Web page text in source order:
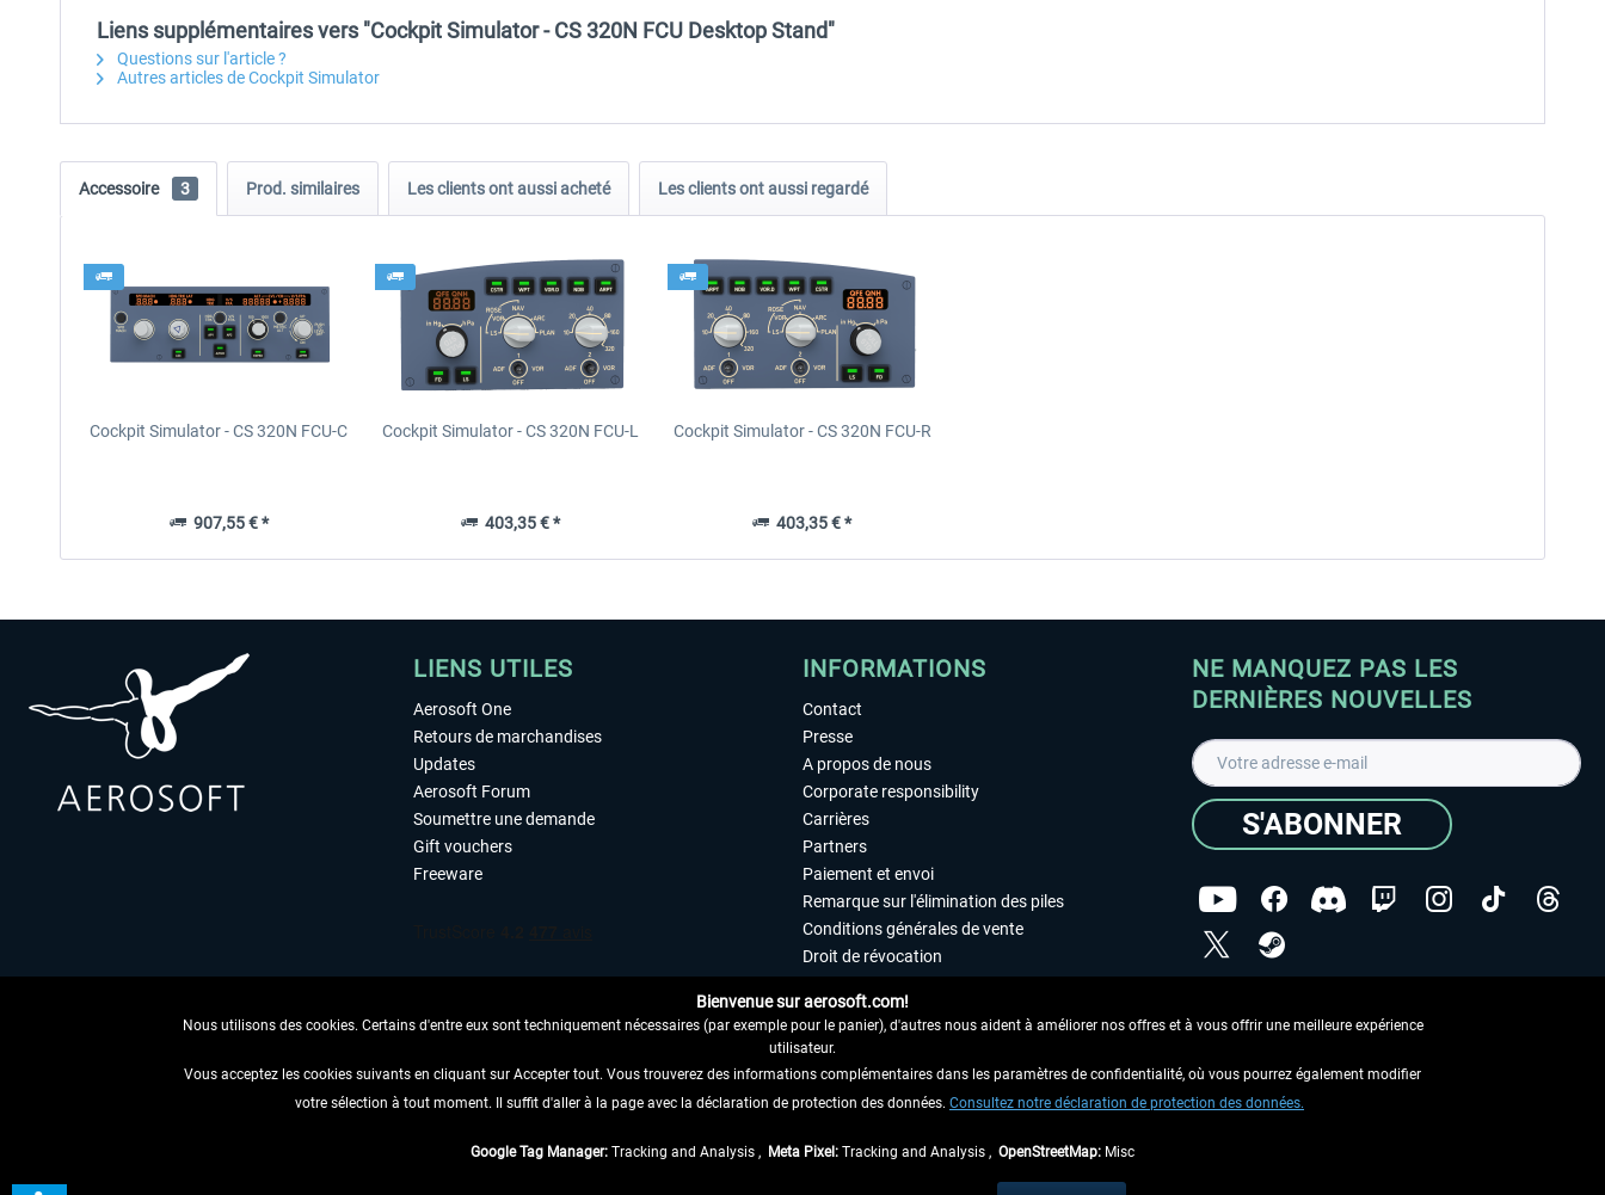
Liens supplémentaires vers "Cockpit Simulator - CS 320N FCU Desktop Stand"
Questions sur l'article ?
Autres articles de Cockpit Simulator
Accessoire 3 Prod. similaires Les clients ont aussi acheté Les clients ont aussi regardé
Cockpit Simulator - CS 320N FCU-C
907,55 € *
Cockpit Simulator - CS 320N FCU-L
403,35 € *
Cockpit Simulator - CS 320N FCU-R
403,35 € *
LIENS UTILES
Aerosoft One
Retours de marchandises
Updates
Aerosoft Forum
Soumettre une demande
Gift vouchers
Freeware
RENONCER AU CONTRAT ICI
INFORMATIONS
Contact
Presse
A propos de nous
Corporate responsibility
Carrières
Partners
Paiement et envoi
Remarque sur l'élimination des piles
Conditions générales de vente
Droit de révocation
Accessibilité
Mentions légales
NE MANQUEZ PAS LES
DERNIÈRES NOUVELLES
S'ABONNER
Copyright © Aerosoft GmbH - Tous droits réservés
et, le cas échéant, frais de remboursement, si aucune description contraire.
Bienvenue sur aerosoft.com!
Nous utilisons des cookies. Certains d'entre eux sont techniquement nécessaires (par exemple pour le panier), d'autres nous aident à améliorer nos offres et à vous offrir une meilleure expérience
utilisateur.
Vous acceptez les cookies suivants en cliquant sur Accepter tout. Vous trouverez des informations complémentaires dans les paramètres de confidentialité, où vous pourrez également modifier
votre sélection à tout moment. Il suffit d'aller à la page avec la déclaration de protection des données. Consultez notre déclaration de protection des données.
Google Tag Manager: Tracking and Analysis , Meta Pixel: Tracking and Analysis , OpenStreetMap: Misc